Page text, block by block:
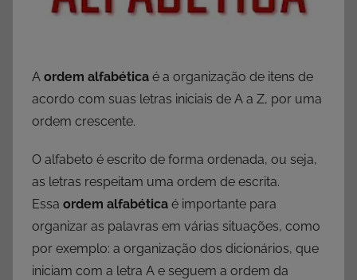
A ordem alfabética é a organização de itens de
acordo com suas letras iniciais de A a Z, por uma
ordem crescente.
O alfabeto é escrito de forma ordenada, ou seja,
as letras respeitam uma ordem de escrita.
Essa ordem alfabética é importante para
organizar as palavras em várias situações, como
por exemplo: a organização dos dicionários, que
iniciam com a letra A e seguem a ordem da